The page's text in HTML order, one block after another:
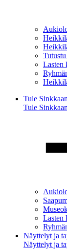
Lasten
Tule Sinkkaan
Tule Sinkkaan
Lasten
Näyttelyt ja
Näyttelyt ja